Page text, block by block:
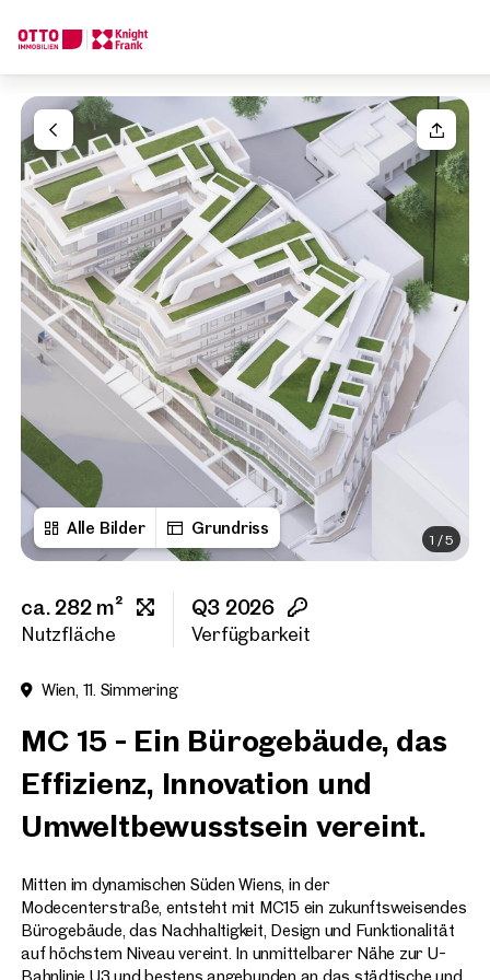
Alle Bilder Grundriss
1 /5
ca. 282 m²
Nutzfläche
Q3 2026
Verfügbarkeit
Wien, 11. Simmering
MC 15 - Ein Bürogebäude, das
Effizienz, Innovation und
Umweltbewusstsein vereint.
Mitten im dynamischen Süden Wiens, in der
Modecenterstraße, entsteht mit MC15 ein zukunftsweisendes
Bürogebäude, das Nachhaltigkeit, Design und Funktionalität
auf höchstem Niveau vereint. In unmittelbarer Nähe zur U-
Ihre Anfrage
Ihre Nachricht
Anrede
Bitte wählen
Titel(optional)
Vorname
Nachname
Telefonnummer
Ich habe die AGB und
Ich möchte regelmäßig
GmbH die angegebenen
Wir finden Ihre
Traumimmobilie
Sagen Sie uns was Sie suchen und wir finden Ihre
Wie möchten Sie uns kontaktieren?
Online
Immobilie konfigurieren & finden lassen
Direkte:r Ansprechpartner:in
Anrufen oder Rückruf vereinbaren